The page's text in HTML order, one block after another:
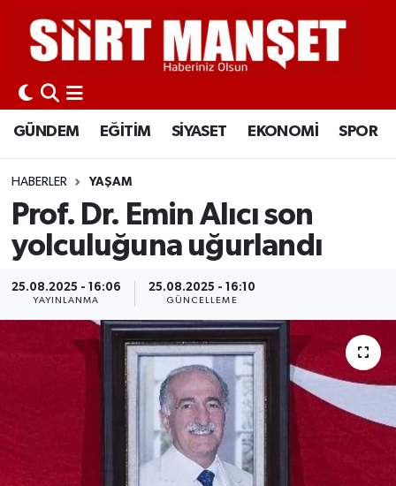
GÜNDEM EĞİTİM SİYASET EKONOMİ SPOR
HABERLER YAŞAM
Prof. Dr. Emin Alıcı son
yolculuğuna uğurlandı
25.08.2025 - 16:06
YAYINLANMA
25.08.2025 - 16:10
GÜNCELLEME
GÜNDEM
EĞİTİM
SİYASET
EKONOMİ
SPOR
İLÇELER
KÜLTÜR-SANAT
SAĞLIK-YAŞAM
Siirt Nöbetçi Eczaneler
Siirt Hava Durumu
Siirt Namaz Vakitleri
Siirt Trafik Yoğunluk Haritası
Süper Lig Puan Durumu ve Fikstür
Tüm Manşetler
Son Dakika Haberleri
Haber Arşivi